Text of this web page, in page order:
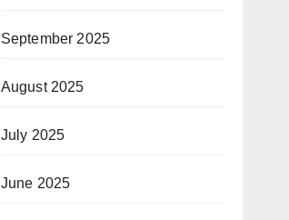
September 2025
August 2025
July 2025
June 2025